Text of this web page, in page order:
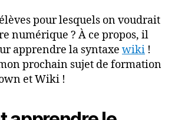
pour lesquels on voudrait
numérique ? À ce propos, il
apprendre la syntaxe wiki !
prochain sujet de formation
et Wiki !